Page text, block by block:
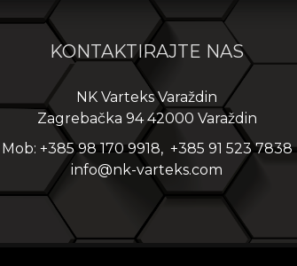
KONTAKTIRAJTE NAS
NK Varteks Varaždin
Zagrebačka 94 42000 Varaždin
Mob: +385 98 170 9918, +385 91 523 7838
info@nk-varteks.com